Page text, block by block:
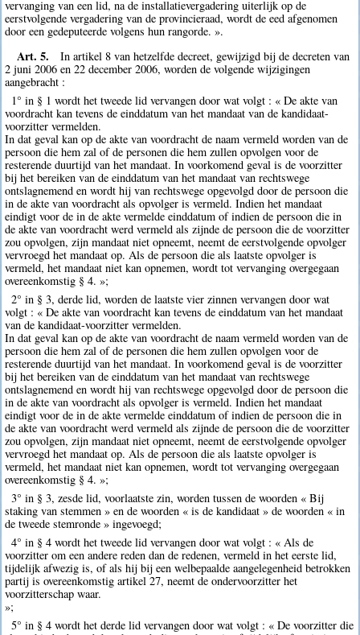
vervanging van een lid, na de installatievergadering uiterlijk op de
eerstvolgende vergadering van de provincieraad, wordt de eed afgenomen
door een gedeputeerde volgens hun rangorde. ».
Art. 5.
In artikel 8 van hetzelfde decreet, gewijzigd bij de decreten van
2 juni 2006 en 22 december 2006, worden de volgende wijzigingen
aangebracht :
1° in § 1 wordt het tweede lid vervangen door wat volgt : « De akte van
voordracht kan tevens de einddatum van het mandaat van de kandidaat-
voorzitter vermelden.
In dat geval kan op de akte van voordracht de naam vermeld worden van de
persoon die hem zal of de personen die hem zullen opvolgen voor de
resterende duurtijd van het mandaat. In voorkomend geval is de voorzitter
bij het bereiken van de einddatum van het mandaat van rechtswege
ontslagnemend en wordt hij van rechtswege opgevolgd door de persoon die
in de akte van voordracht als opvolger is vermeld. Indien het mandaat
eindigt voor de in de akte vermelde einddatum of indien de persoon die in
de akte van voordracht werd vermeld als zijnde de persoon die de voorzitter
zou opvolgen, zijn mandaat niet opneemt, neemt de eerstvolgende opvolger
vervroegd het mandaat op. Als de persoon die als laatste opvolger is
vermeld, het mandaat niet kan opnemen, wordt tot vervanging overgegaan
overeenkomstig § 4. »;
2° in § 3, derde lid, worden de laatste vier zinnen vervangen door wat
volgt : « De akte van voordracht kan tevens de einddatum van het mandaat
van de kandidaat-voorzitter vermelden.
In dat geval kan op de akte van voordracht de naam vermeld worden van de
persoon die hem zal of de personen die hem zullen opvolgen voor de
resterende duurtijd van het mandaat. In voorkomend geval is de voorzitter
bij het bereiken van de einddatum van het mandaat van rechtswege
ontslagnemend en wordt hij van rechtswege opgevolgd door de persoon die
in de akte van voordracht als opvolger is vermeld. Indien het mandaat
eindigt voor de in de akte vermelde einddatum of indien de persoon die in
de akte van voordracht werd vermeld als zijnde de persoon die de voorzitter
zou opvolgen, zijn mandaat niet opneemt, neemt de eerstvolgende opvolger
vervroegd het mandaat op. Als de persoon die als laatste opvolger is
vermeld, het mandaat niet kan opnemen, wordt tot vervanging overgegaan
overeenkomstig § 4. »;
3° in § 3, zesde lid, voorlaatste zin, worden tussen de woorden « Bij
staking van stemmen » en de woorden « is de kandidaat » de woorden « in
de tweede stemronde » ingevoegd;
4° in § 4 wordt het tweede lid vervangen door wat volgt : « Als de
voorzitter om een andere reden dan de redenen, vermeld in het eerste lid,
tijdelijk afwezig is, of als hij bij een welbepaalde aangelegenheid betrokken
partij is overeenkomstig artikel 27, neemt de ondervoorzitter het
voorzitterschap waar.
»;
5° in § 4 wordt het derde lid vervangen door wat volgt : « De voorzitter die